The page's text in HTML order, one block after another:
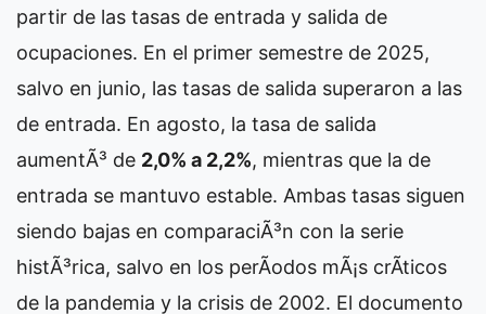
partir de las tasas de entrada y salida de
ocupaciones. En el primer semestre de 2025,
salvo en junio, las tasas de salida superaron a las
de entrada. En agosto, la tasa de salida
aumentÃ³ de 2,0% a 2,2%, mientras que la de
entrada se mantuvo estable. Ambas tasas siguen
siendo bajas en comparaciÃ³n con la serie
histÃ³rica, salvo en los perÃ­odos mÃ¡s crÃ­ticos
de la pandemia y la crisis de 2002. El documento